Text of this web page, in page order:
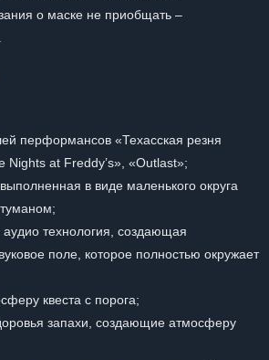
о маске не приобщать –
перформансов «Техасская резня
Nights at Freddy’s», «Outlast»;
в виде маленького округа
технология, создающая
поле, которое полностью окружает
квеста с порога;
запахи, создающие атмосферу